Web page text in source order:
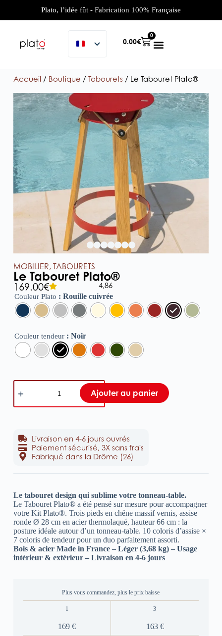
Plato, l’idée fût - Fabrication 100% Française
0.00€
0
Accueil / Boutique / Tabourets / Le Tabouret Plato®
MOBILIER, TABOURETS
Le Tabouret Plato®
169.00€ 4,86
Couleur Plato : Rouille cuivrée
Couleur tendeur : Noir
Ajouter au panier
Livraison en 4-6 jours ouvrés
Paiement sécurisé, 3X sans frais
Fabriqué dans la Drôme (26)
Le tabouret design qui sublime votre tonneau-table.
Le Tabouret Plato® a été pensé sur mesure pour accompagner
votre Kit Plato®. Trois pieds en chêne massif vernis, assise
ronde Ø 28 cm en acier thermolaqué, hauteur 66 cm : la
posture idéale autour d’un tonneau-table. 10 coloris d’assise ×
7 coloris de tendeur pour un duo parfaitement assorti.
Bois & acier Made in France – Léger (3,68 kg) – Usage
intérieur & extérieur – Livraison en 4-6 jours
Plus vous commandez, plus le prix baisse
1
169 €
3
163 €